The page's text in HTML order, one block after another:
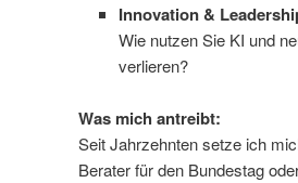
Innovation &
Wie nutzen Sie KI und
verlieren?
Was mich antreibt:
Seit Jahrzehnten setze ich
Berater für den Bundestag